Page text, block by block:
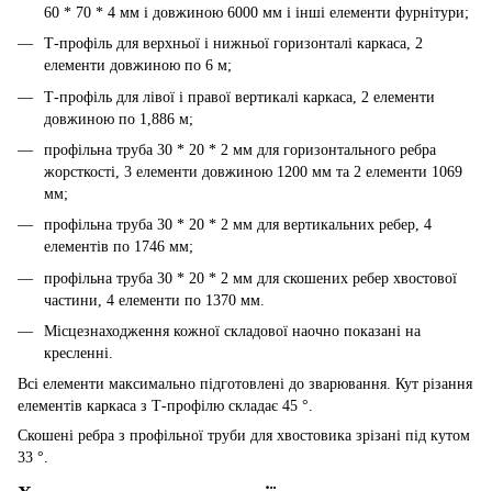
60 * 70 * 4 мм і довжиною 6000 мм і інші елементи фурнітури;
Т-профіль для верхньої і нижньої горизонталі каркаса, 2
елементи довжиною по 6 м;
Т-профіль для лівої і правої вертикалі каркаса, 2 елементи
довжиною по 1,886 м;
профільна труба 30 * 20 * 2 мм для горизонтального ребра
жорсткості, 3 елементи довжиною 1200 мм та 2 елементи 1069
мм;
профільна труба 30 * 20 * 2 мм для вертикальних ребер, 4
елементів по 1746 мм;
профільна труба 30 * 20 * 2 мм для скошених ребер хвостової
частини, 4 елементи по 1370 мм.
Місцезнаходження кожної складової наочно показані на
кресленні.
Всі елементи максимально підготовлені до зварювання. Кут різання
елементів каркаса з Т-профілю складає 45 °.
Скошені ребра з профільної труби для хвостовика зрізані під кутом
33 °.